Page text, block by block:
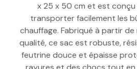
x 25 x 50 cm et est
transporter facilement les
chauffage. Fabriqué à partir
qualité, ce sac est robuste,
feutrine douce et épaisse